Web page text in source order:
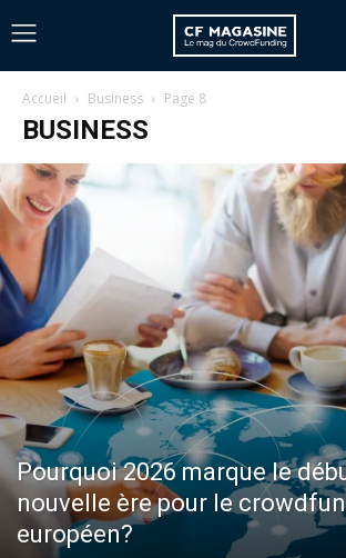
Accueil Business Page 8
BUSINESS
Pourquoi 2026 marque le
nouvelle ère pour le
européen?